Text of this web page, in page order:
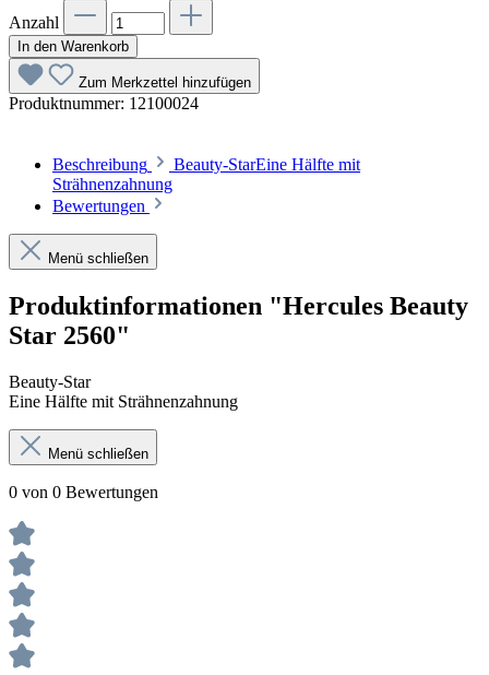
Anzahl
In den Warenkorb
Zum Merkzettel hinzufügen
Produktnummer: 12100024
Beschreibung
Beauty-StarEine Hälfte mit
Strähnenzahnung
Bewertungen
Menü schließen
Produktinformationen "Hercules Beauty
Star 2560"
Beauty-Star
Eine Hälfte mit Strähnenzahnung
Menü schließen
0 von 0 Bewertungen